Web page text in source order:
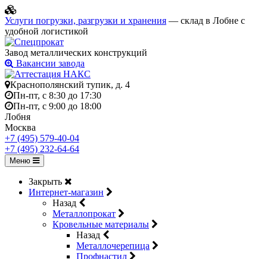
Услуги погрузки, разгрузки и хранения — склад в Лобне с
удобной логистикой
Завод металлических конструкций
Вакансии завода
Краснополянский тупик, д. 4
Пн-пт, с 8:30 до 17:30
Пн-пт, с 9:00 до 18:00
Лобня
Москва
+7 (495) 579-40-04
+7 (495) 232-64-64
Меню
Закрыть
Интернет-магазин
Назад
Металлопрокат
Кровельные материалы
Назад
Металлочерепица
Профнастил